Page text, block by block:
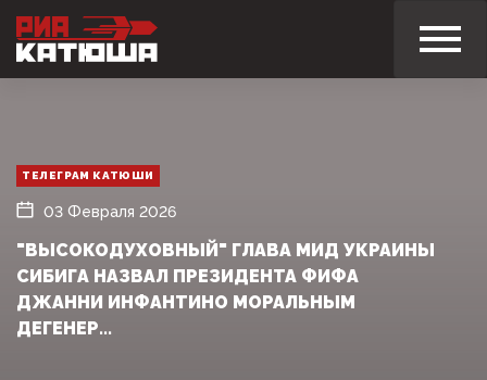
ТЕЛЕГРАМ КАТЮШИ
03 Февраля 2026
"ВЫСОКОДУХОВНЫЙ" ГЛАВА МИД УКРАИНЫ
СИБИГА НАЗВАЛ ПРЕЗИДЕНТА ФИФА
ДЖАННИ ИНФАНТИНО МОРАЛЬНЫМ
ДЕГЕНЕР...